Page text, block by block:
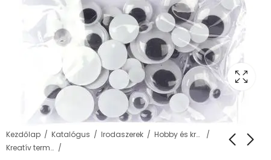
Kezdőlap Katalógus Irodaszerek
Hobby és kreatív termékek
Kreatív termékek